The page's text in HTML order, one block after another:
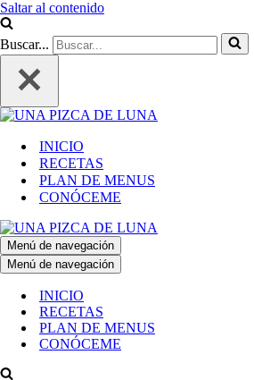
Saltar al contenido
Buscar...
INICIO
RECETAS
PLAN DE MENUS
CONÓCEME
Menú de navegación
Menú de navegación
INICIO
RECETAS
PLAN DE MENUS
CONÓCEME